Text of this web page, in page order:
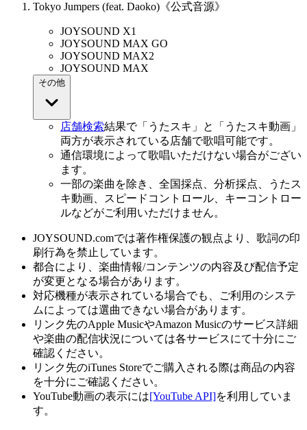
Tokyo Jumpers (feat. Daoko)《公式音源》
JOYSOUND X1
JOYSOUND MAX GO
JOYSOUND MAX2
JOYSOUND MAX
その他
店舗検索結果で「うたスキ」と「うたスキ動画」
両方が表示されている店舗で歌唱可能です。
通信環境によって歌唱いただけない場合がござい
ます。
一部の楽曲を除き、全国採点、分析採点、うたス
キ動画、スピードコントロール、キーコントロー
ルなどがご利用いただけません。
JOYSOUND.comでは著作権保護の観点より、歌詞の印
刷行為を禁止しています。
都合により、楽曲情報/コンテンツの内容及び配信予定
が変更となる場合があります。
対応機種が表示されている場合でも、ご利用のシステ
ムによっては選曲できない場合があります。
リンク先のApple MusicやAmazon Musicのサービス詳細
や楽曲の配信状況については各サービスにて十分にご
確認ください。
リンク先のiTunes Storeでご購入される際は商品の内容
を十分にご確認ください。
YouTube動画の表示には[YouTube API]を利用していま
す。